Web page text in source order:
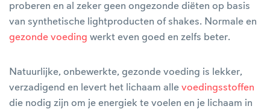
proberen en al zeker geen ongezonde diëten op basis
van synthetische lightproducten of shakes. Normale en
gezonde voeding werkt even goed en zelfs beter.
Natuurlijke, onbewerkte, gezonde voeding is lekker,
verzadigend en levert het lichaam alle voedingsstoffen
die nodig zijn om je energiek te voelen en je lichaam in